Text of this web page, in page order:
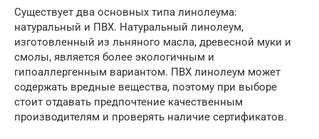
Существует два основных типа линолеума:
натуральный и ПВХ. Натуральный линолеум,
изготовленный из льняного масла, древесной муки и
смолы, является более экологичным и
гипоаллергенным вариантом. ПВХ линолеум может
содержать вредные вещества, поэтому при выборе
стоит отдавать предпочтение качественным
производителям и проверять наличие сертификатов.